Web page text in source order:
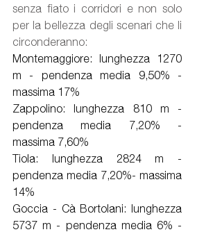
senza fiato i corridori e non solo
per la bellezza degli scenari che li
circonderanno:
Montemaggiore: lunghezza 1270
m - pendenza media 9,50% -
massima 17%
Zappolino: lunghezza 810 m -
pendenza media 7,20% -
massima 7,60%
Tiola: lunghezza 2824 m -
pendenza media 7,20%- massima
14%
Goccia - Cà Bortolani: lunghezza
5737 m - pendenza media 6% -